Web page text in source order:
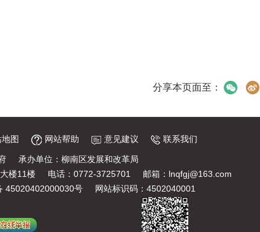
分享本页面至：
图 网站帮助 意见建议 联系我们
承办单位：柳南区发展和改革局
楼11楼
电话：0772-3725701
邮箱：lnqfgj@163.com
45020402000030号 网站标识码：4502040001